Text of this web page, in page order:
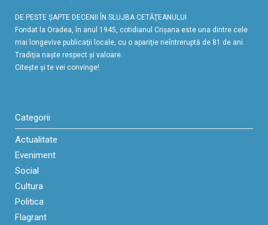
DE PESTE ŞAPTE DECENII ÎN SLUJBA CETĂŢEANULUI
Fondat la Oradea, în anul 1945, cotidianul Crişana este una dintre cele
mai longevive publicaţii locale, cu o apariţie neîntreruptă de 81 de ani.
Tradiţia naşte respect şi valoare.
Citeşte şi te vei convinge!
Categorii
Actualitate
Eveniment
Social
Cultura
Politica
Flagrant